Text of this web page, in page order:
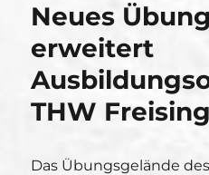
am
Neues
erweitert
THW Freising
Das Übungsgelände